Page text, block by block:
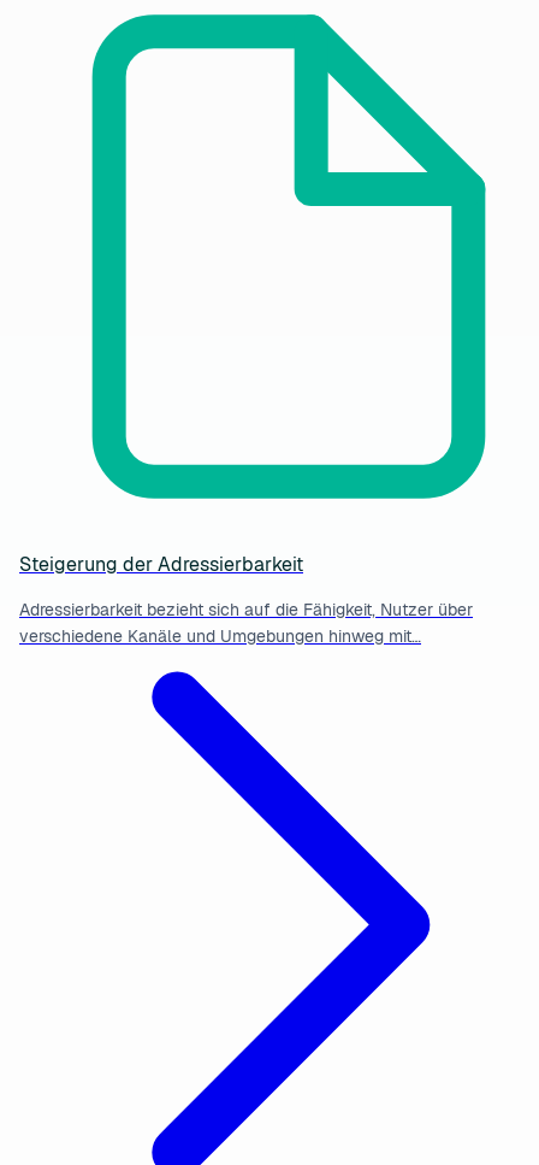
Steigerung der Adressierbarkeit
Adressierbarkeit bezieht sich auf die Fähigkeit, Nutzer über
verschiedene Kanäle und Umgebungen hinweg mit…